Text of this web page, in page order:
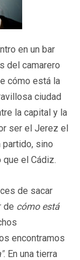
en un bar
del camarero
cómo está la
ciudad
la capital y la
ser el Jerez el
partido, sino
el Cádiz.
de sacar
de cómo está
encontramos
. En una tierra